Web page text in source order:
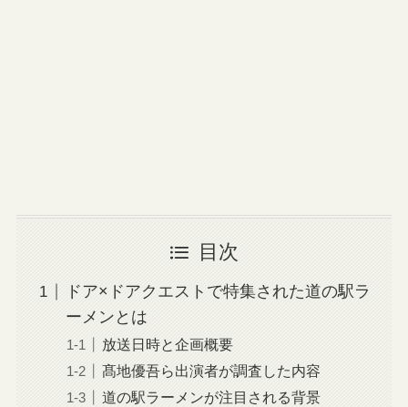
目次
ドア×ドアクエストで特集された道の駅ラ
ーメンとは
放送日時と企画概要
髙地優吾ら出演者が調査した内容
道の駅ラーメンが注目される背景